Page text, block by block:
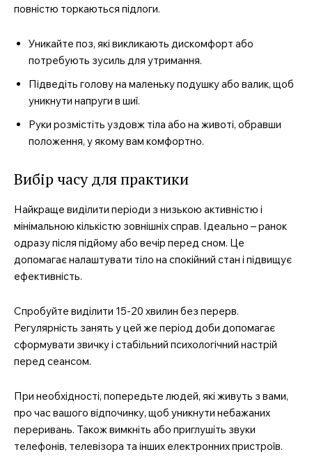
повністю торкаються підлоги.
Уникайте поз, які викликають дискомфорт або
потребують зусиль для утримання.
Підведіть голову на маленьку подушку або валик, щоб
уникнути напруги в шиї.
Руки розмістіть уздовж тіла або на животі, обравши
положення, у якому вам комфортно.
Вибір часу для практики
Найкраще виділити періоди з низькою активністю і
мінімальною кількістю зовнішніх справ. Ідеально – ранок
одразу після підйому або вечір перед сном. Це
допомагає налаштувати тіло на спокійний стан і підвищує
ефективність.
Спробуйте виділити 15-20 хвилин без перерв.
Регулярність занять у цей же період доби допомагає
сформувати звичку і стабільний психологічний настрій
перед сеансом.
При необхідності, попередьте людей, які живуть з вами,
про час вашого відпочинку, щоб уникнути небажаних
переривань. Також вимкніть або приглушіть звуки
телефонів, телевізора та інших електронних пристроїв.